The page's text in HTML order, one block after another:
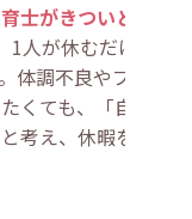
士がきついと感じ
人が休むだけで
調不良やプライ
くても、「自分が
え、休暇を諦め